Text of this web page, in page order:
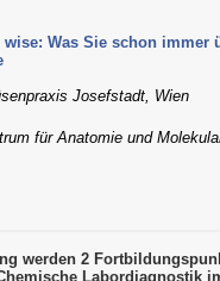
Was Sie schon immer
Josefstadt, Wien
für Anatomie und
werden 2
Labordiagnostik